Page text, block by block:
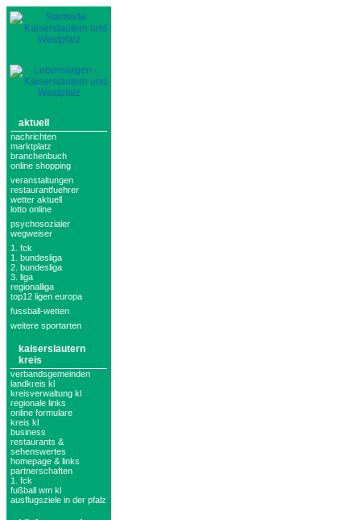
aktuell
nachrichten
marktplatz
branchenbuch
online shopping
veranstaltungen
restaurantfuehrer
wetter aktuell
lotto online
psychosozialer
wegweiser
1. fck
1. bundesliga
2. bundesliga
3. liga
regionalliga
top12 ligen europa
fussball-wetten
weitere sportarten
kaiserslautern
kreis
verbandsgemeinden
landkreis kl
kreisverwaltung kl
regionale links
online formulare
kreis kl
business
restaurants &
sehenswertes
homepage & links
partnerschaften
1. fck
fußball wm kl
ausflugsziele in der pfalz